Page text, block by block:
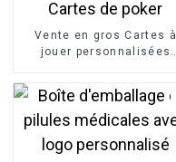
Vente en gros Cartes à
jouer personnalisées